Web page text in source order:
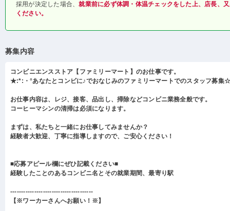
採用が決定した場合、就業前に必ず体調・体温チェックをした上、店長、
ください。
募集内容
コンビニエンスストア【ファミリーマート】のお仕事です。
★:*:・°あなたとコンビに♪でおなじみのファミリーマートでのスタッフ募集
お仕事内容は、レジ、接客、品出し、掃除などコンビニ業務全般です。
コーヒーマシンの清掃は必須になります。
まずは、私たちと一緒にお仕事してみませんか？
経験者大歓迎、丁寧に指導しますので、ご安心ください！
■応募アピール欄にぜひ記載ください■
経験したことのあるコンビニ名とその就業期間、最寄り駅
--------------------------------------
【※ワーカーさんへお願い！※】